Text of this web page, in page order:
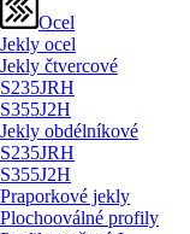
Ocel
Jekly ocel
Jekly čtvercové
S235JRH
S355J2H
Jekly obdélníkové
S235JRH
S355J2H
Praporkové jekly
Plochooválné profily